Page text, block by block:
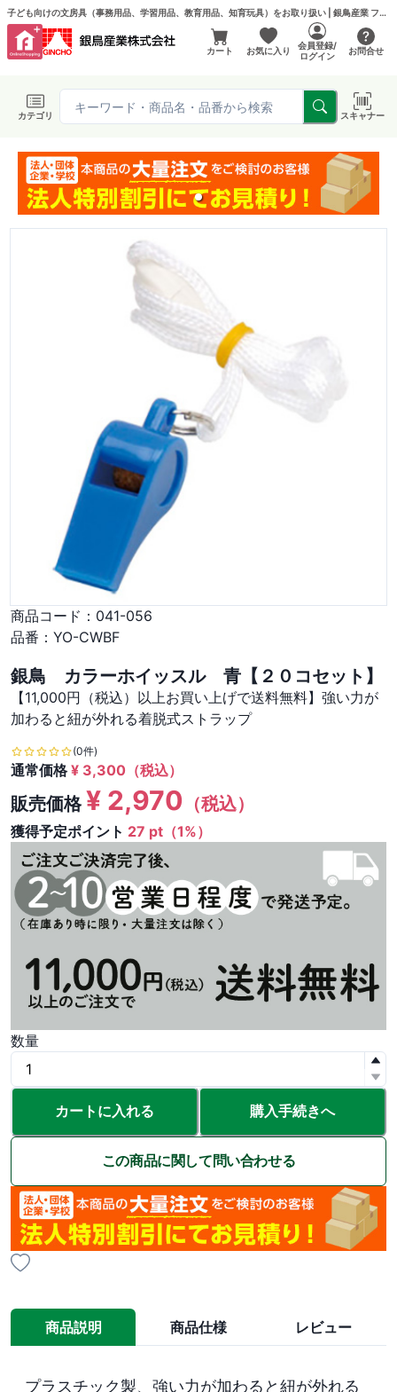
子ども向けの文房具（事務用品、学習用品、教育用品、知育玩具）をお取り扱い | 銀鳥産業 フエルモール店
カート お気に入り
会員登録/
ログイン
お問合せ
カテゴリ スキャナー
商品コード： 041-056
品番： YO-CWBF
銀鳥 カラーホイッスル 青【２０コセット】
【11,000円（税込）以上お買い上げで送料無料】強い力が
加わると紐が外れる着脱式ストラップ
(0件)
通常価格¥ 3,300 （税込）
販売価格¥ 2,970 （税込）
獲得予定ポイント 27 pt（1%）
数量
カートに入れる 購入手続きへ
この商品に関して問い合わせる
商品説明 商品仕様 レビュー
プラスチック製、強い力が加わると紐が外れる